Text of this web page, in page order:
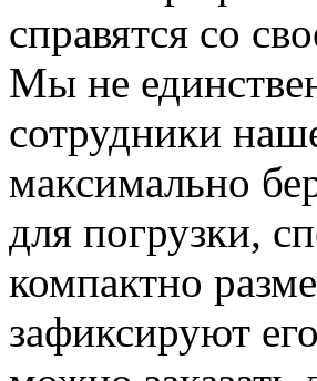
справятся со
Мы не
сотрудники
максимально
для погрузки,
компактно
зафиксируют